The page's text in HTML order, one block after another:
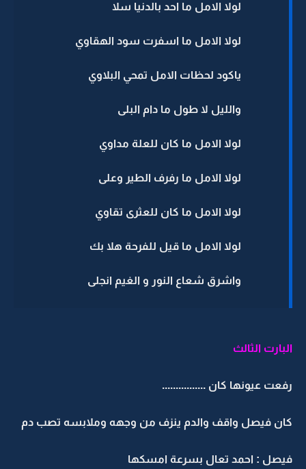
لولا الامل ما احد بالدنيا سلا
لولا الامل ما اسفرت سود الهقاوي
ياكود لحظات الامل تمحي البلاوي
والليل لا طول ما دام البلى
لولا الامل ما كان للعلة مداوي
لولا الامل ما رفرف الطير وعلى
لولا الامل ما كان للعثرى تقاوي
لولا الامل ما قيل للفرحة هلا بك
واشرق شعاع النور و الغيم انجلى
البارت الثالث
رفعت عيونها كان ................
كان فيصل واقف والدم ينزف من وجهه وملابسه تصب دم
فيصل : احمد تعال بسرعة امسكها